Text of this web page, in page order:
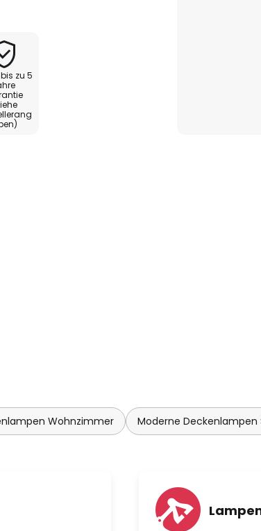
Die klare
zu 5
Wohnzimmer Moderne